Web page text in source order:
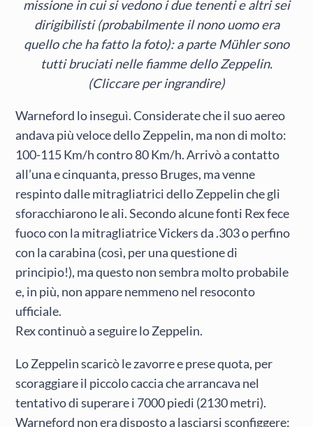
missione in cui si vedono i due tenenti e altri sei
dirigibilisti (probabilmente il nono uomo era
quello che ha fatto la foto): a parte Mühler sono
tutti bruciati nelle fiamme dello Zeppelin.
(Cliccare per ingrandire)
Warneford lo inseguì. Considerate che il suo aereo
andava più veloce dello Zeppelin, ma non di molto:
100-115 Km/h contro 80 Km/h. Arrivò a contatto
all’una e cinquanta, presso Bruges, ma venne
respinto dalle mitragliatrici dello Zeppelin che gli
sforacchiarono le ali. Secondo alcune fonti Rex fece
fuoco con la mitragliatrice Vickers da .303 o perfino
con la carabina (così, per una questione di
principio!), ma questo non sembra molto probabile
e, in più, non appare nemmeno nel resoconto
ufficiale.
Rex continuò a seguire lo Zeppelin.
Lo Zeppelin scaricò le zavorre e prese quota, per
scoraggiare il piccolo caccia che arrancava nel
tentativo di superare i 7000 piedi (2130 metri).
Warneford non era disposto a lasciarsi sconfiggere: